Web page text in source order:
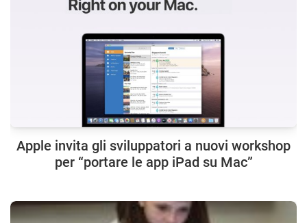
Apple invita gli sviluppatori a nuovi workshop
per “portare le app iPad su Mac”